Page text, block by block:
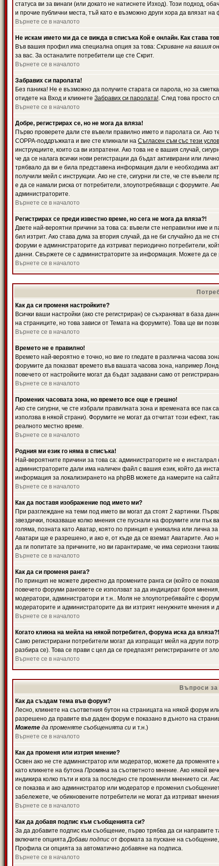
статуса ви за винаги (или докато не натиснете Изход). Този подход,
и прочие публични места, тъй като е възможно други хора да влязат
Върнете се в началото
Не искам името ми да се вижда в списъка Кой е онлайн. Как става
Във вашия профил има специална опция за това: Скриване на вашия
за вас. За останалите потребители ще сте Скрит.
Върнете се в началото
Забравих си паролата!
Без паника! Не е възможно да получите старата си парола, но за
отидете на Вход и кликнете Забравих си паролата!. След това просто
Върнете се в началото
Добре, регистрирах се, но не мога да вляза!
Първо проверете дали сте въвели правилно името и паролата си. Ако
COPPA-поддръжката и вие сте кликнали на Съгласен съм със тези
инструкциите, които са ви изпратени. Ако това не е вашия случай,
че да се налага всички нови регистрации да бъдат активирани или
трябвало да ви е била представена информация дали е необходима
получили мейл с инструкции. Ако не сте, сигурни ли сте, че сте
е да се намали риска от потребители, злоупотребяващи с форумите.
администраторите.
Върнете се в началото
Регистрирах се преди известно време, но сега не мога да вляза?!
Двете най-вероятни причини за това са: въвели сте неправилни име и
бил изтрит. Ако става дума за втория случай, да не би случайно да
форуми е администраторите да изтриват периодично потребители,
данни. Свържете се с администраторите за информация. Можете да се
Върнете се в началото
Как да си променя настройките?
Всички ваши настройки (ако сте регистриран) се съхраняват в база
на страниците, но това зависи от Темата на форумите). Това ще ви
Върнете се в началото
Времето не е правилно!
Времето най-вероятно е точно, но вие го гледате в различна часова
форумите да показват времето във вашата часова зона, например
повечето от настройките могат да бъдат задавани само от
Върнете се в началото
Промених часовата зона, но времето все още е грешно!
Ако сте сигурни, че сте избрали правилната зона и времената все
използва в някой страни). Форумите не могат да отчитат този ефект,
реалното местно време.
Върнете се в началото
Родния ми език го няма в списъка!
Най-вероятните причини за това са: администраторите не е
администраторите дали има наличен файл с вашия език, който да
информация за локализирането на phpBB можете да намерите на
Върнете се в началото
Как да поставя изображение под името ми?
При разглеждане на теми под името ви могат да стоят 2 картинки.
звездички, показваше колко мнения сте пуснали на форумите или пък
голяма, позната като Аватар, която по принцип е уникална или лична
Аватари ще е разрешено, и ако е, от къде да се вземат Аватарите.
да ги попитате за причините, но ви гарантираме, че има сериозни
Върнете се в началото
Как да си променя ранга?
По принцип не можете директно да промените ранга си (който се
повечето форуми ранговете се използват за да индицират броя
модератори, администратори и т.н.. Моля не злоупотребявайте с
модераторите и администраторите да ви изтрият ненужните мнения и
Върнете се в началото
Когато кликна на мейла на някой потребител, форума иска да вляза?!
Само регистрирани потребители могат да изпращат мейл на други
разбира се). Това се прави с цел да се предпазят регистрираните от
Върнете се в началото
Въпроси
Как да създам тема във форум?
Лесно, кликнете на съответния бутон на страницата на някой форум
разрешено да правите във даден форум е показано в дъното на
Можете да променяте съобщенията си и т.н.)
Върнете се в началото
Как да променя или изтрия мнение?
Освен ако не сте администратор или модератор, можете да
като кликнете на бутона Промяна за съответното мнение. Ако някой
индикира колко пъти и кога за последно сте променили мнението си.
се показва и ако администратор или модератор е променил
забележете, че обикновените потребители не могат да изтриват
Върнете се в началото
Как да добавя подпис към съобщенията си?
За да добавите подпис към съобщение, първо трябва да си
включите опциятаДобави подпис от формата за пускане на
Профила си опцията за автоматично добавяне на подписа.
Върнете се в началото